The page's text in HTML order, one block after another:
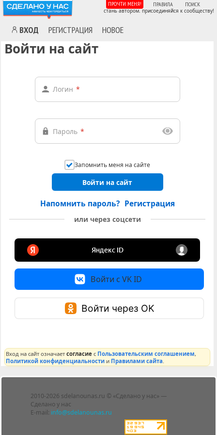
ВХОД РЕГИСТРАЦИЯ НОВОЕ
ПРОЧТИ МЕНЯ! ПРАВИЛА ПОИСК
стань автором. присоединяйся к сообществу!
Войти на сайт
Логин *
Пароль *
Запомнить меня на сайте
Войти на сайт
Напомнить пароль? Регистрация
или через соцсети
Войти с VK ID
Войти через OK
Вход на сайт означаетсогласие с Пользовательским соглашением,
Политикой конфиденциальности и Правилами сайта
2010-2026 sdelanounas.ru © «Сделано у нас» —
Сделано у нас
E-mail: info@sdelanounas.ru
Блоги
Люди
Политика